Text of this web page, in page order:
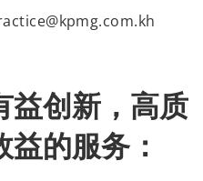
益创新，高质
的服务：